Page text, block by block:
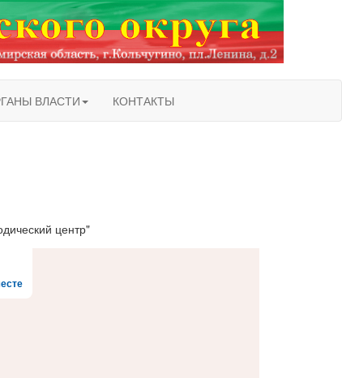
ВЛАСТИ КОНТАКТЫ
центр"